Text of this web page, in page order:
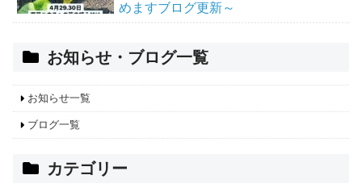
めますブログ更新～
お知らせ・ブログ一覧
お知らせ一覧
ブログ一覧
カテゴリー